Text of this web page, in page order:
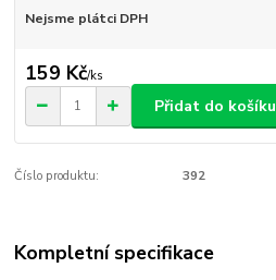
Nejsme plátci DPH
159 Kč/ks
Přidat do košíku
Číslo produktu: 392
Kompletní specifikace